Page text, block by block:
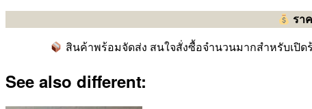
รา
สินค้าพร้อมจัดส่ง สนใจสั่งซื้อจำนวนมากสำหรับเปิ
See also different: